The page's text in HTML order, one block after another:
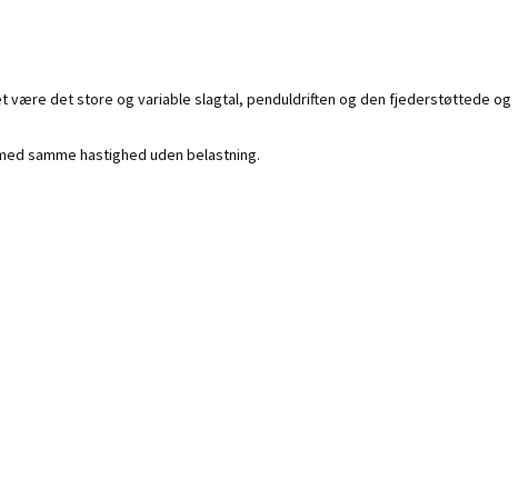
være det store og variable slagtal, penduldriften og den fjederstøttede og
samme hastighed uden belastning.